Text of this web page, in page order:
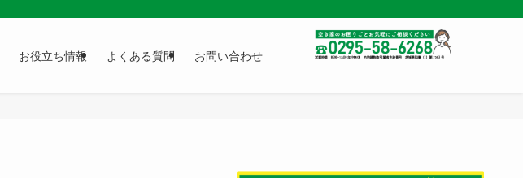
お役立ち情報 よくある質問 お問い合わせ